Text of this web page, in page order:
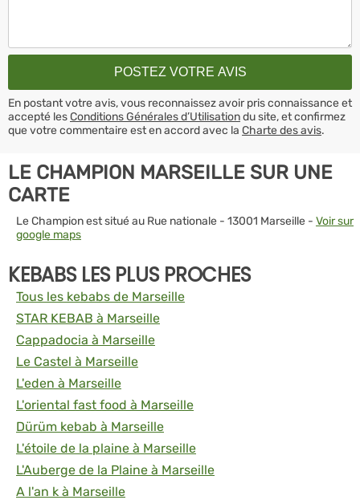
En postant votre avis, vous reconnaissez avoir pris connaissance et
accepté lesConditions Générales d’Utilisationdu site, et confirmez
que votre commentaire est en accord avec la Charte des avis.
LE CHAMPION MARSEILLE SUR UNE
CARTE
Le Champion est situé au Rue nationale - 13001 Marseille - Voir sur
google maps
KEBABS LES PLUS PROCHES
Tous les kebabs de Marseille
STAR KEBAB à Marseille
Cappadocia à Marseille
Le Castel à Marseille
L'eden à Marseille
L'oriental fast food à Marseille
Dürüm kebab à Marseille
L'étoile de la plaine à Marseille
L'Auberge de la Plaine à Marseille
A l'an k à Marseille